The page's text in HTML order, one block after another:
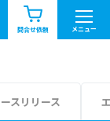
問合せ依頼 メニュー
らせ一覧
スリリース